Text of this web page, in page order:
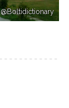
@Boltidictionary